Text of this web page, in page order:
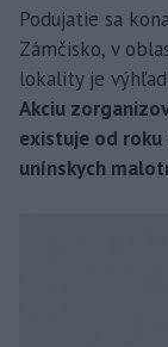
Podujatie sa
Zámčisko, v
lokality je
Akciu
existuje od
unínskych